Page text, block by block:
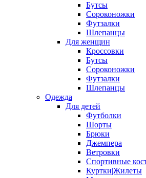
Бутсы
Сороконожки
Футзалки
Шлепанцы
Для женщин
Кроссовки
Бутсы
Сороконожки
Футзалки
Шлепанцы
Одежда
Для детей
Футболки
Шорты
Брюки
Джемпера
Ветровки
Спортивные
Куртки|Жилеты